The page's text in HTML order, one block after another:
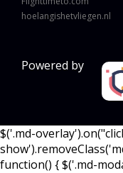
hoelangishetvliegen.nl
Powered by
$('.md-
function() { $('.md-